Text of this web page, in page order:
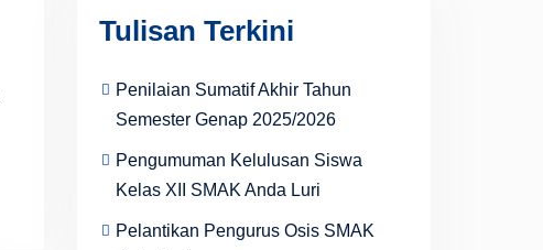
Tulisan Terkini
Penilaian Sumatif Akhir Tahun
Semester Genap 2025/2026
Pengumuman Kelulusan Siswa
Kelas XII SMAK Anda Luri
Pelantikan Pengurus Osis SMAK